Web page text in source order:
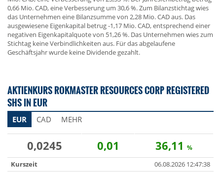
0,66 Mio. CAD, eine Verbesserung um 30,6 %. Zum Bilanzstichtag wies
das Unternehmen eine Bilanzsumme von 2,28 Mio. CAD aus. Das
ausgewiesene Eigenkapital betrug -1,17 Mio. CAD, entsprechend einer
negativen Eigenkapitalquote von 51,26 %. Das Unternehmen wies zum
Stichtag keine Verbindlichkeiten aus. Für das abgelaufene
Geschäftsjahr wurde keine Dividende gezahlt.
AKTIENKURS ROKMASTER RESOURCES CORP REGISTERED
SHS IN EUR
EUR CAD MEHR
0,0245 0,01 36,11 %
Kurszeit
06.08.2026 12:47:38